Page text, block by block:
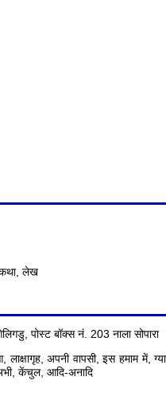
लेख
पोस्ट बॉक्स नं. 203 नाला सोपारा
अपनी वापसी, इस हमाम में,
केंचुल, आदि-अनादि